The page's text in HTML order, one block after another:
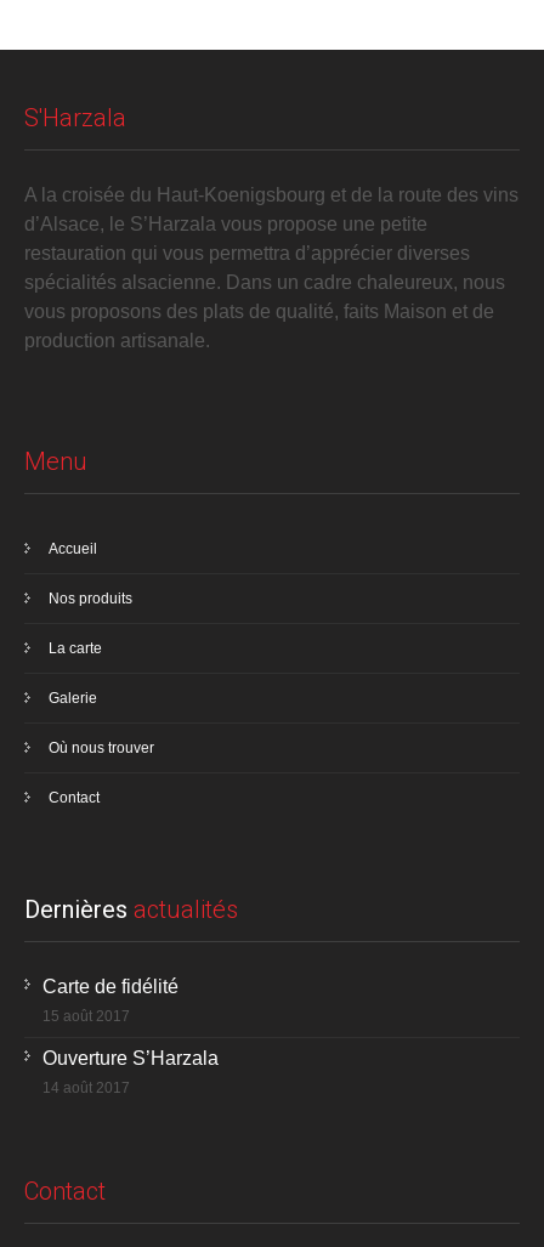
S'Harzala
A la croisée du Haut-Koenigsbourg et de la route des vins
d’Alsace, le S’Harzala vous propose une petite
restauration qui vous permettra d’apprécier diverses
spécialités alsacienne. Dans un cadre chaleureux, nous
vous proposons des plats de qualité, faits Maison et de
production artisanale.
Menu
Accueil
Nos produits
La carte
Galerie
Où nous trouver
Contact
Dernières actualités
Carte de fidélité
15 août 2017
Ouverture S’Harzala
14 août 2017
Contact